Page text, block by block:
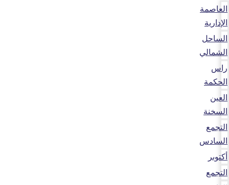
العاصمة
الإدارية
الساحل
الشمالي
راس
الحكمة
العين
السخنة
التجمع
السادس
أكتوبر
التجمع